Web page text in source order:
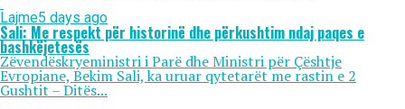
Lajme5 days ago
Sali: Me respekt për historinë dhe përkushtim ndaj paqes e
bashkëjetesës
Zëvendëskryeministri i Parë dhe Ministri për Çështje
Evropiane, Bekim Sali, ka uruar qytetarët me rastin e 2
Gushtit – Ditës...